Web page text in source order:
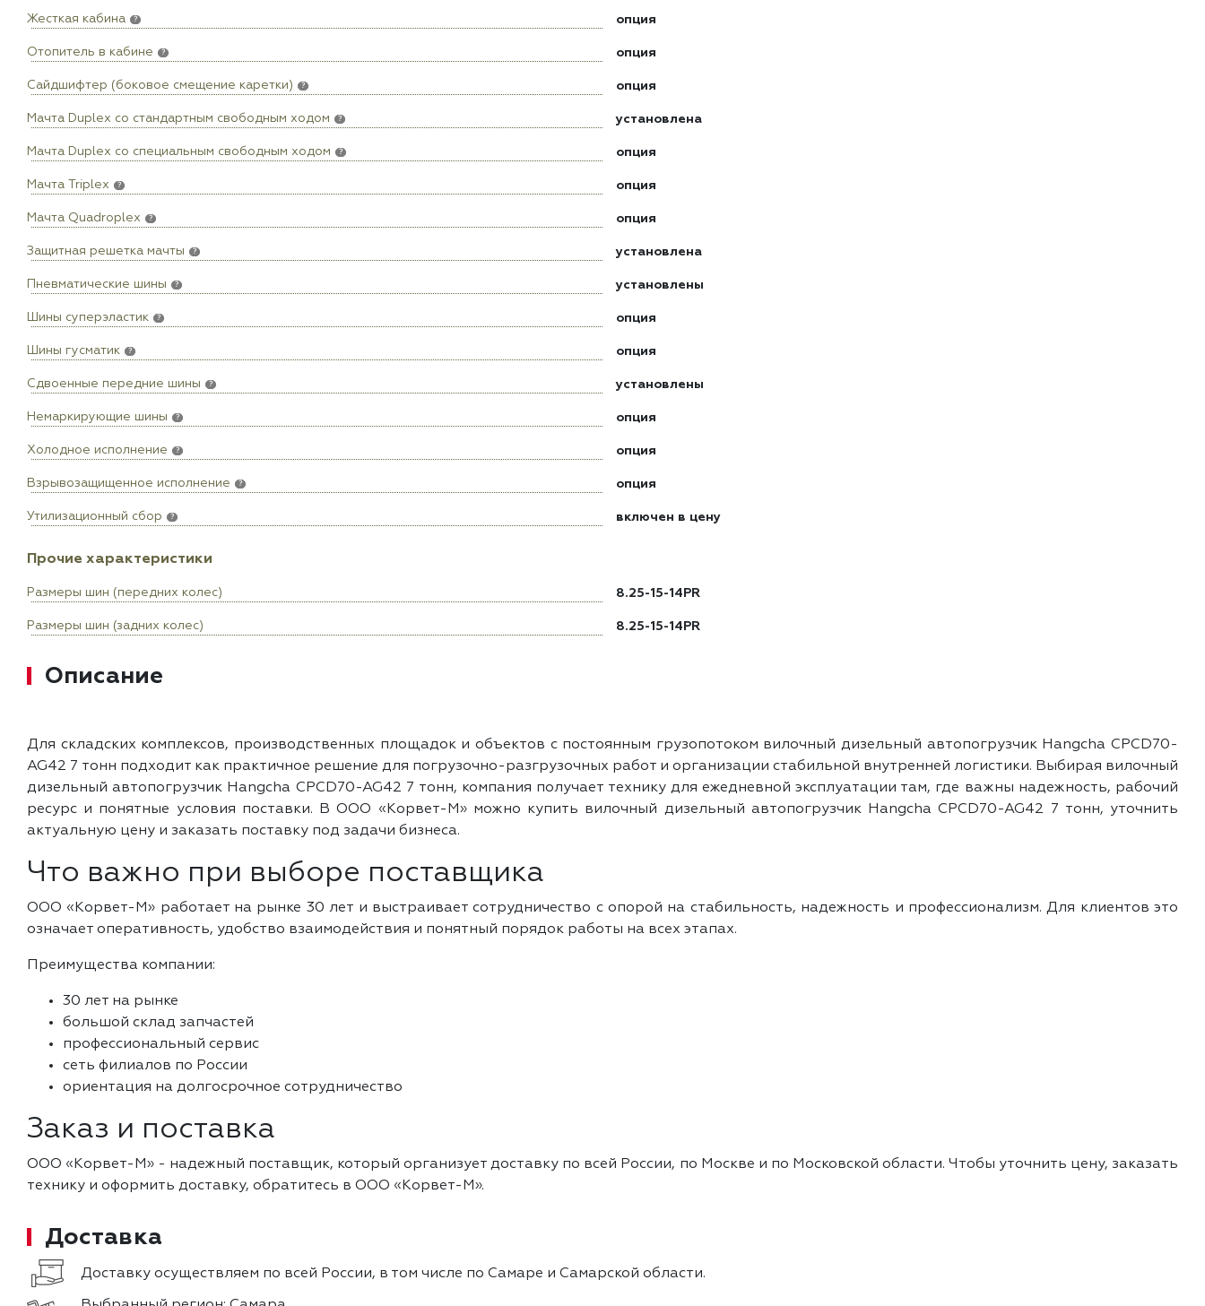
Жесткая кабина ? опция
Отопитель в кабине ? опция
Сайдшифтер (боковое смещение каретки) ? опция
Мачта Duplex сo стандартным свободным ходом ? установлена
Мачта Duplex со специальным свободным ходом ? опция
Мачта Triplex ? опция
Мачта Quadroplex ? опция
Защитная решетка мачты ? установлена
Пневматические шины ? установлены
Шины суперэластик ? опция
Шины гусматик ? опция
Сдвоенные передние шины ? установлены
Немаркирующие шины ? опция
Холодное исполнение ? опция
Взрывозащищенное исполнение ? опция
Утилизационный сбор ? включен в цену
Прочие характеристики
Размеры шин (передних колес) 8.25-15-14PR
Размеры шин (задних колес) 8.25-15-14PR
Описание
Для складских комплексов, производственных площадок и объектов с постоянным грузопотоком вилочный дизельный автопогрузчик Hangcha CPCD70-
AG42 7 тонн подходит как практичное решение для погрузочно-разгрузочных работ и организации стабильной внутренней логистики. Выбирая вилочный
дизельный автопогрузчик Hangcha CPCD70-AG42 7 тонн, компания получает технику для ежедневной эксплуатации там, где важны надежность, рабочий
ресурс и понятные условия поставки. В ООО «Корвет-М» можно купить вилочный дизельный автопогрузчик Hangcha CPCD70-AG42 7 тонн, уточнить
актуальную цену и заказать поставку под задачи бизнеса.
Что важно при выборе поставщика
ООО «Корвет-М» работает на рынке 30 лет и выстраивает сотрудничество с опорой на стабильность, надежность и профессионализм. Для клиентов это
означает оперативность, удобство взаимодействия и понятный порядок работы на всех этапах.
Преимущества компании:
30 лет на рынке
большой склад запчастей
профессиональный сервис
сеть филиалов по России
ориентация на долгосрочное сотрудничество
Заказ и поставка
ООО «Корвет-М» - надежный поставщик, который организует доставку по всей России, по Москве и по Московской области. Чтобы уточнить цену, заказать
технику и оформить доставку, обратитесь в ООО «Корвет-М».
Доставка
Доставку осуществляем по всей России, в том числе по Самаре и Самарской области.